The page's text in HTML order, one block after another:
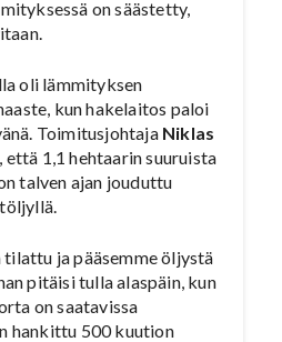
on säästetty,
oli lämmityksen
kun hakelaitos paloi
Toimitusjohtaja Niklas
että 1,1 hehtaarin suuruista
talven ajan jouduttu
tilattu ja pääsemme öljystä
pitäisi tulla alaspäin, kun
on saatavissa
hankittu 500 kuution